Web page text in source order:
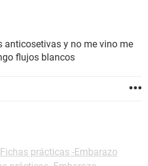
anticosetivas y no me vino me
flujos blancos
Fichas prácticas -Embarazo